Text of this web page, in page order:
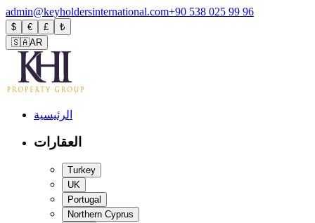
admin@keyholdersinternational.com+90 538 025 99 96
$ € £
₺
🇸🇦AR
الرئيسية
العقارات
Turkey
UK
Portugal
Northern Cyprus